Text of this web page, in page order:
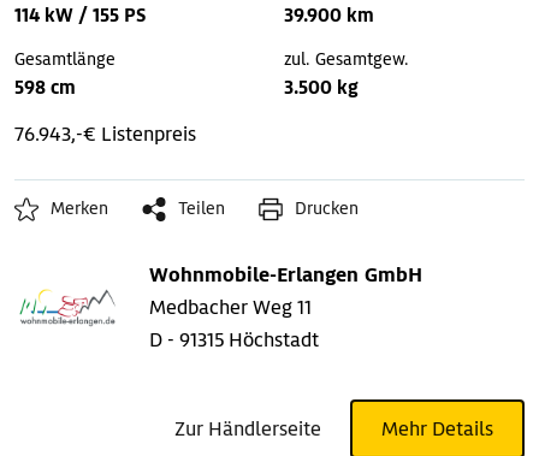
114 kW / 155 PS 39.900 km
Gesamtlänge
598 cm
zul. Gesamtgew.
3.500 kg
76.943,-€ Listenpreis
Merken Teilen Drucken
Wohnmobile-Erlangen GmbH
Medbacher Weg 11
D - 91315 Höchstadt
Zur Händlerseite Mehr Details